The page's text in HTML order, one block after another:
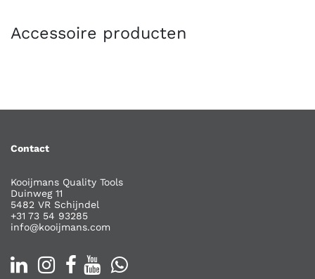
Accessoire producten
Contact
Kooijmans Quality Tools
Duinweg 11
5482 VR Schijndel
+31 73 54 93285
info@kooijmans.com